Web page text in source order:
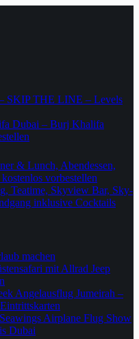
SKIP THE LINE – Levels
Dubai – Burj Khalifa
& Lunch, Abendessen,
vorbestellen
Teatime, Skyview Bar, Sky-
inklusive Cocktails
machen
mit Allrad Jeep
Angelausflug Jumeirah –
Airplane Flug Show
Dubai